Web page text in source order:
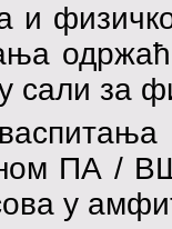
и
сали за
ПА /
у